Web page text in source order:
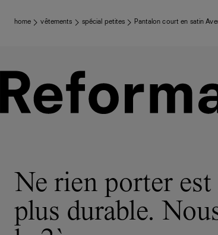
home vêtements spécial petites Pantalon court en satin
Ne rien porter
plus durable.